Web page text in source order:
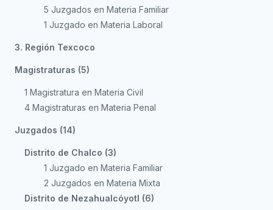
5 Juzgados en Materia Familiar
1 Juzgado en Materia Laboral
3. Región Texcoco
Magistraturas (5)
1 Magistratura en Materia Civil
4 Magistraturas en Materia Penal
Juzgados (14)
Distrito de Chalco (3)
1 Juzgado en Materia Familiar
2 Juzgados en Materia Mixta
Distrito de Nezahualcóyotl (6)